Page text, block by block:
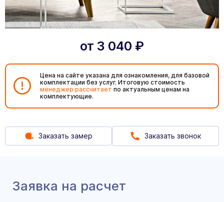
от 3 040 ₽
Цена на сайте указана для ознакомления, для базовой
комплектации без услуг. Итоговую стоимость
менеджер рассчитает по актуальным ценам на
комплектующие.
Заказать замер Заказать звонок
Заявка на расчет